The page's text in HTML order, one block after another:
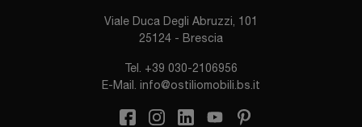
Viale Duca Degli Abruzzi, 101
25124 - Brescia
Tel. +39 030-2106956
E-Mail. info@ostiliomobili.bs.it